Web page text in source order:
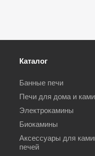
Каталог
Банные печи
Печи для дома и
Электрокамины
Биокамины
Аксессуары для
печей